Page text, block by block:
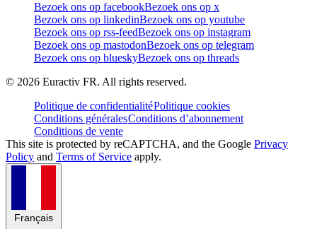
Bezoek ons op facebookBezoek ons op x
Bezoek ons op linkedinBezoek ons op youtube
Bezoek ons op rss-feedBezoek ons op instagram
Bezoek ons op mastodonBezoek ons op telegram
Bezoek ons op blueskyBezoek ons op threads
© 2026 Euractiv FR. All rights reserved.
Politique de confidentialitéPolitique cookies
Conditions généralesConditions d’abonnement
Conditions de vente
This site is protected by reCAPTCHA, and the Google Privacy
Policy and Terms of Service apply.
Français